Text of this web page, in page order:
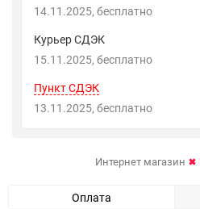
14.11.2025
Бесплатно
Курьер СДЭК
15.11.2025
Бесплатно
Пункт СДЭК
13.11.2025
Бесплатно
Интернет магазин
Оплата